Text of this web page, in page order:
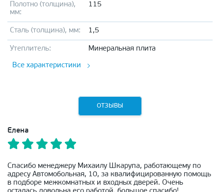
Полотно (толщина),
мм:
115
Сталь (толщина), мм: 1,5
Утеплитель: Минеральная плита
Все характеристики
ОТЗЫВЫ
Елена
Спасибо менеджеру Михаилу Шкарупа, работающему по
адресу Автомобольная, 10, за квалифицированную помощь
в подборе межкомнатных и входных дверей. Очень